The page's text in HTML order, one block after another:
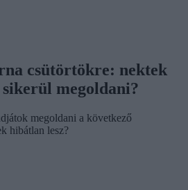
csütörtökre: nektek
megoldani?
megoldani a következő
hibátlan lesz?